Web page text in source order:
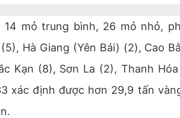
mỏ trung bình, 26 mỏ nhỏ,
Hà Giang (Yên Bái) (2), Cao
Kạn (8), Sơn La (2), Thanh
xác định được hơn 29,9 tấn